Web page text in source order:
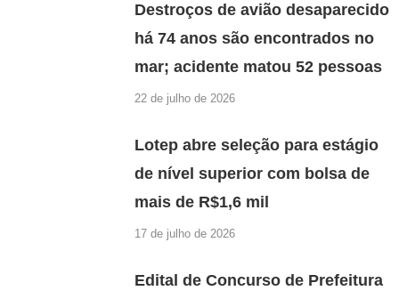
Destroços de avião desaparecido
há 74 anos são encontrados no
mar; acidente matou 52 pessoas
22 de julho de 2026
Lotep abre seleção para estágio
de nível superior com bolsa de
mais de R$1,6 mil
17 de julho de 2026
Edital de Concurso de Prefeitura